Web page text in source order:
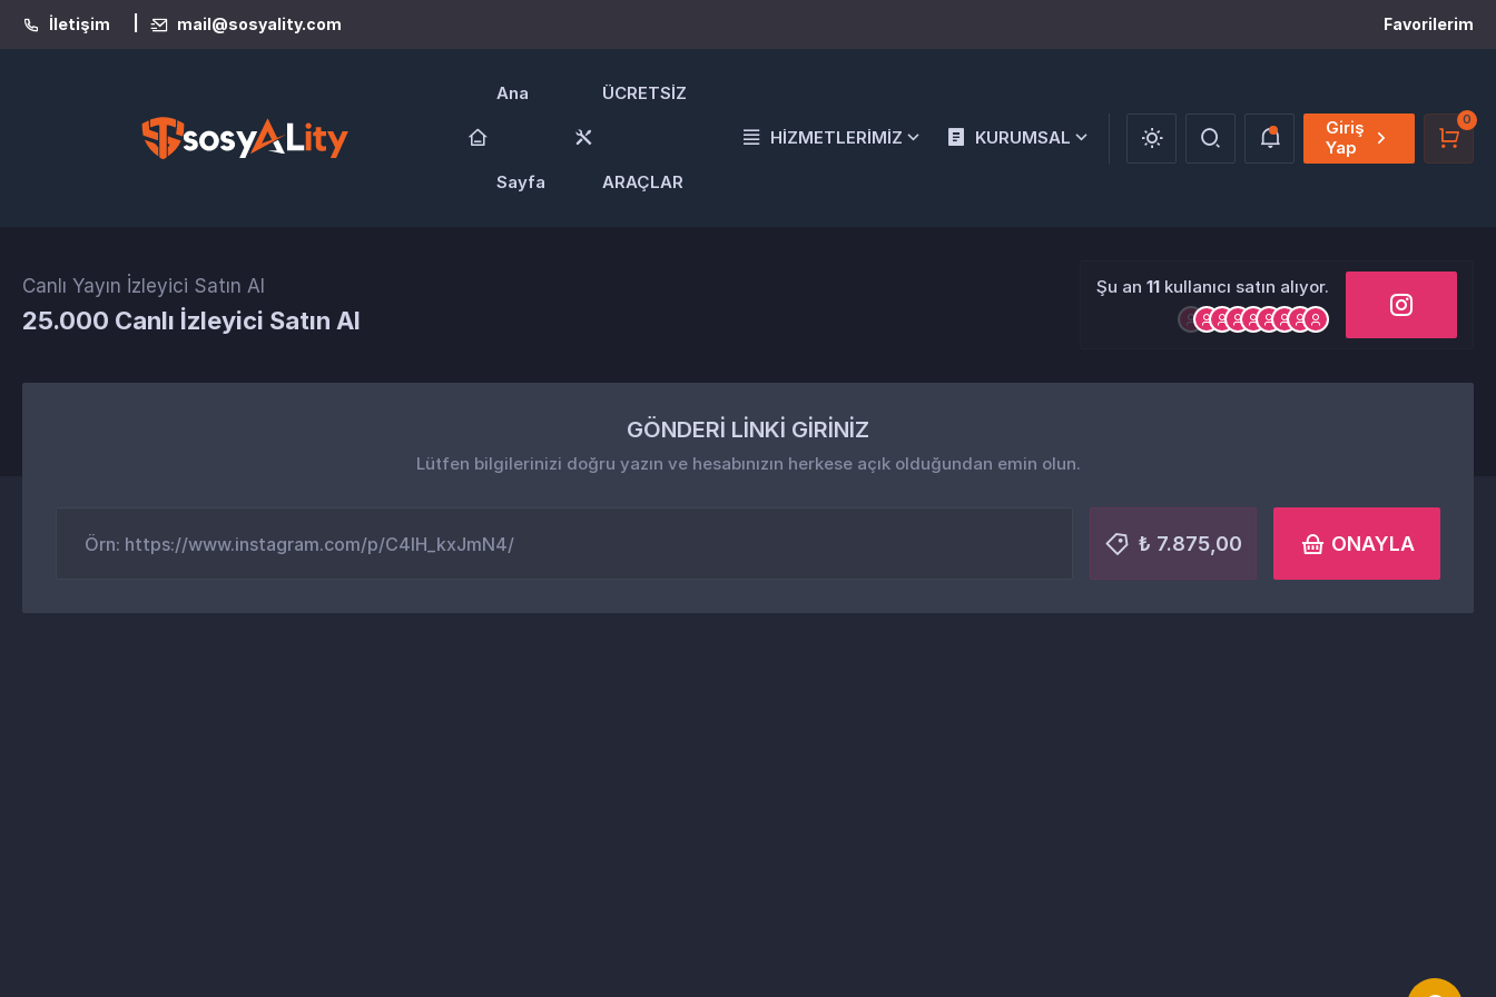
İletişim mail@sosyality.com Favorilerim
Ana
Sayfa
ÜCRETSİZ
ARAÇLAR
HİZMETLERİMİZ KURUMSAL
Giriş
Yap
0
Canlı Yayın İzleyici Satın Al
25.000 Canlı İzleyici Satın Al
Şu an 11 kullanıcı satın alıyor.
GÖNDERİ LİNKİ GİRİNİZ
Lütfen bilgilerinizi doğru yazın ve hesabınızın herkese açık olduğundan emin olun.
₺ 7.875,00 ONAYLA